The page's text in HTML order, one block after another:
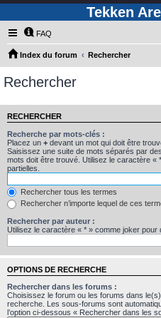
Tekken
FAQ
Index du forum Rechercher
Rechercher
RECHERCHER
Recherche par mots-clés :
Placez un + devant un mot qui doit être
Saisissez une suite de mots séparés par des
mots doit être trouvé. Utilisez le caractère
partielles.
Rechercher tous les termes
Rechercher n’importe lequel de ces
Rechercher par auteur :
Utilisez le caractère « * » comme joker pour
OPTIONS DE RECHERCHE
Rechercher dans les forums :
Choisissez le forum ou les forums dans
recherche. Les sous-forums sont
l’option ci-dessous « Rechercher dans les